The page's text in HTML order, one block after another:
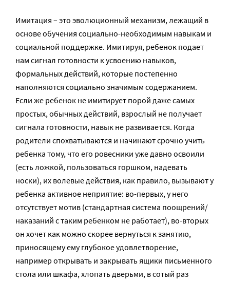
Имитация – это эволюционный механизм, лежащий в
основе обучения социально-необходимым навыкам и
социальной поддержке. Имитируя, ребенок подает
нам сигнал готовности к усвоению навыков,
формальных действий, которые постепенно
наполняются социально значимым содержанием.
Если же ребенок не имитирует порой даже самых
простых, обычных действий, взрослый не получает
сигнала готовности, навык не развивается. Когда
родители спохватываются и начинают срочно учить
ребенка тому, что его ровесники уже давно освоили
(есть ложкой, пользоваться горшком, надевать
носки), их волевые действия, как правило, вызывают у
ребенка активное неприятие: во-первых, у него
отсутствует мотив (стандартная система поощрений/
наказаний с таким ребенком не работает), во-вторых
он хочет как можно скорее вернуться к занятию,
приносящему ему глубокое удовлетворение,
например открывать и закрывать ящики письменного
стола или шкафа, хлопать дверьми, в сотый раз